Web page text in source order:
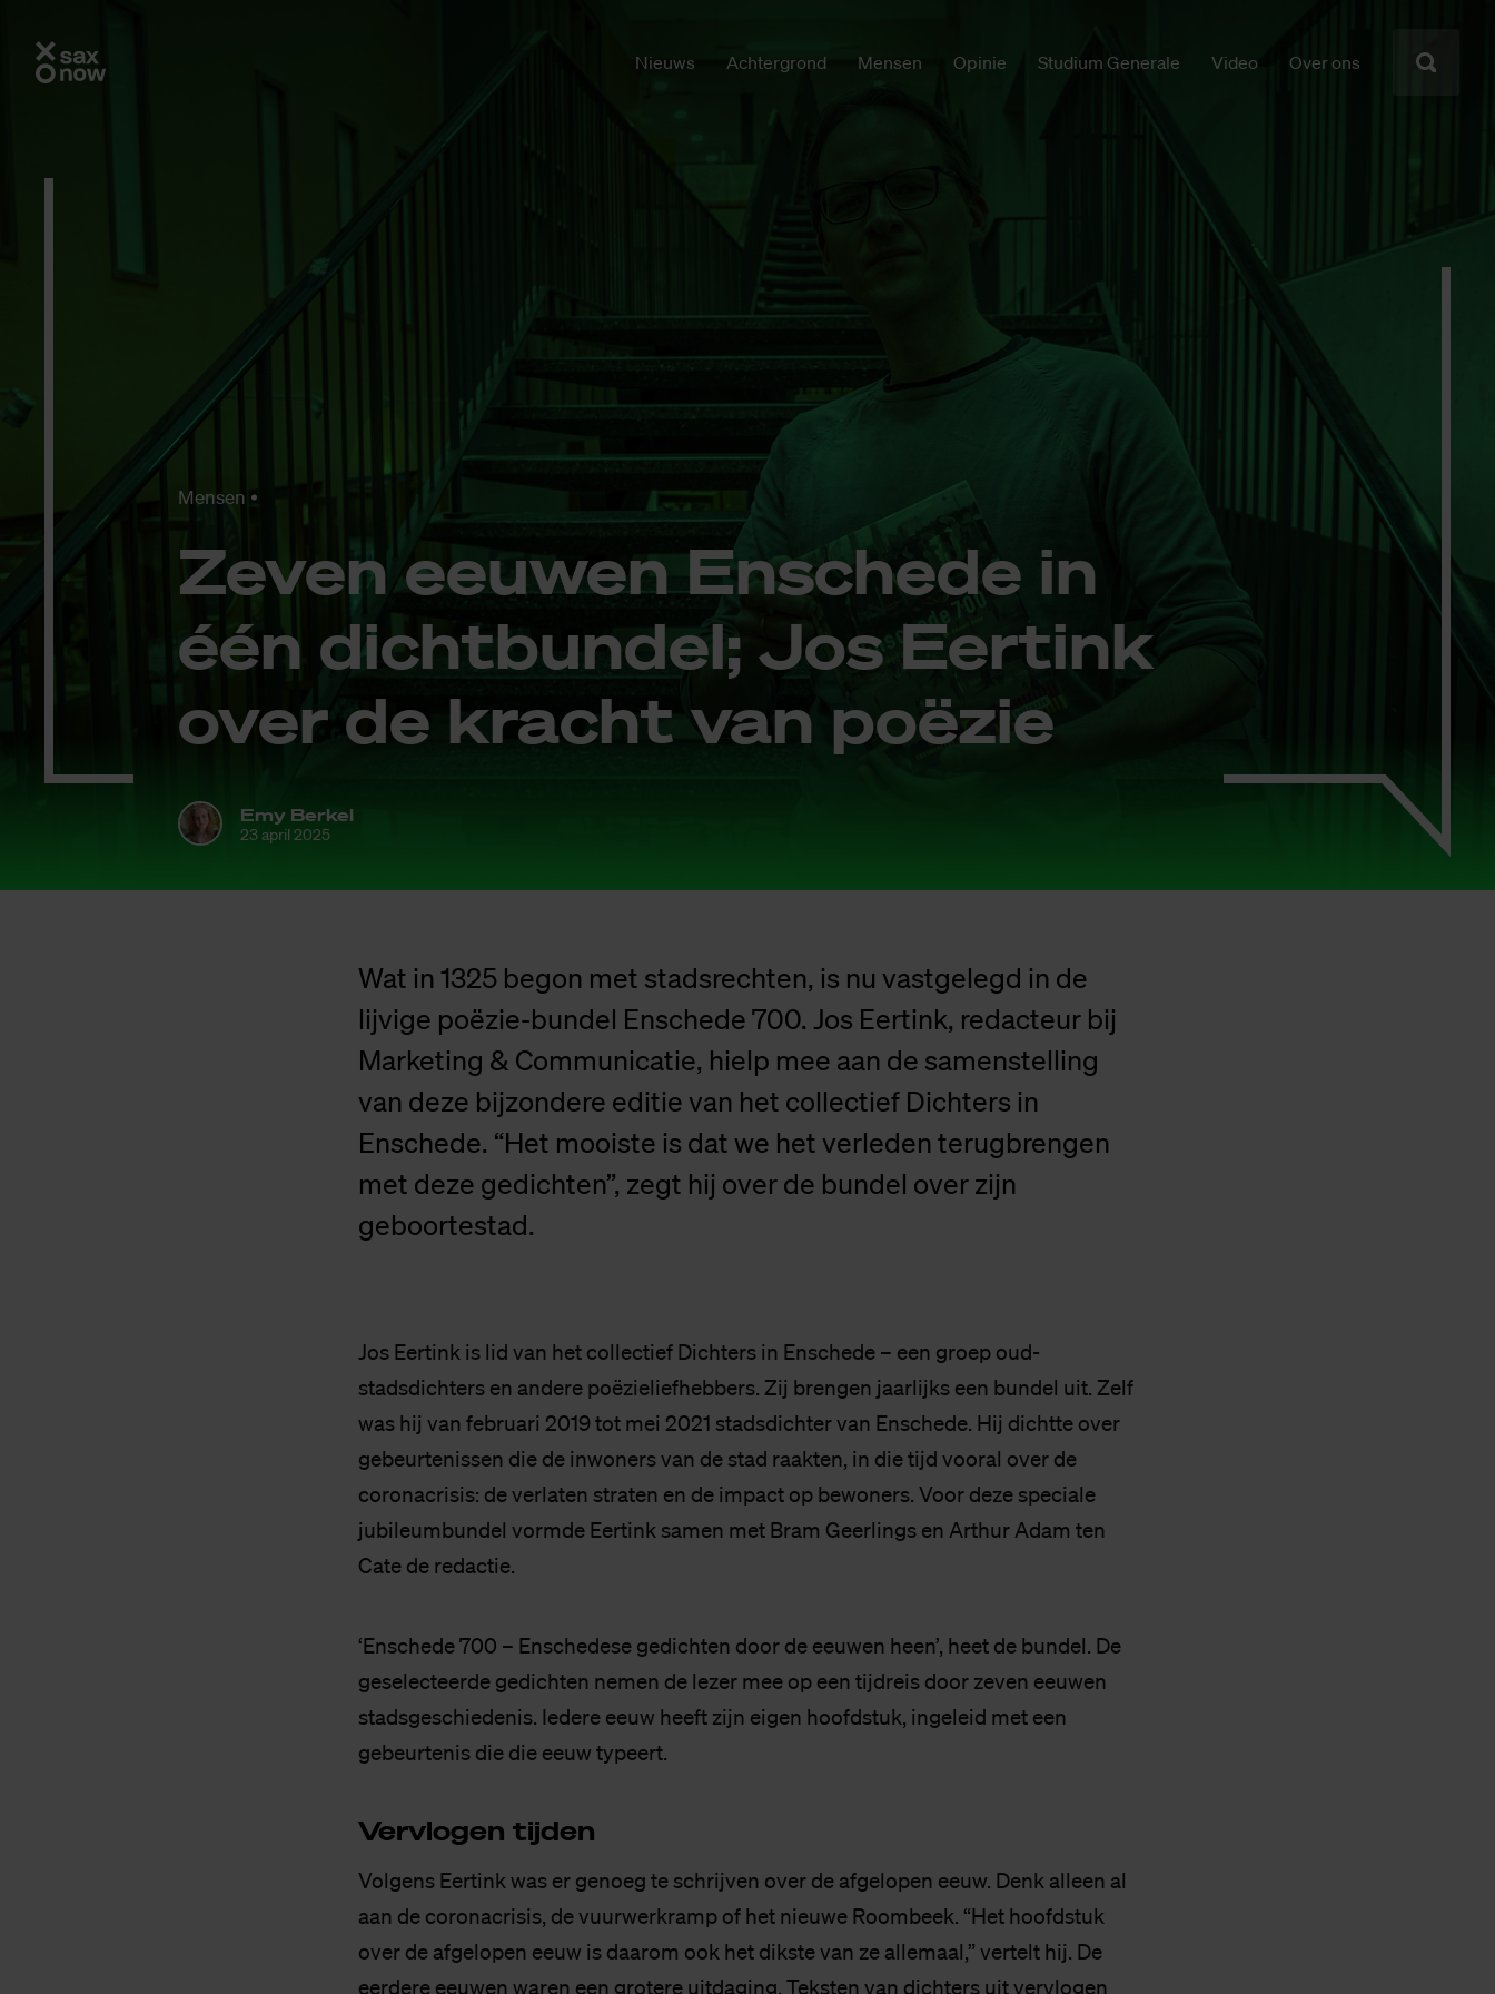
Nieuws Achtergrond Mensen Opinie Studium Generale Video Over ons
Mensen
Ze­ven eeu­wen En­sche­de in
één dicht­bun­del; Jos Eer­tink
over de kracht van po­ë­zie
Emy Berkel
23 april 2025
Wat in 1325 begon met stadsrechten, is nu vastgelegd in de
lijvige poëzie-bundel Enschede 700. Jos Eertink, redacteur bij
Marketing & Communicatie, hielp mee aan de samenstelling
van deze bijzondere editie van het collectief Dichters in
Enschede. “Het mooiste is dat we het verleden terugbrengen
met deze gedichten”, zegt hij over de bundel over zijn
geboortestad.
Jos Eertink is lid van het collectief Dichters in Enschede – een groep oud-
stadsdichters en andere poëzieliefhebbers. Zij brengen jaarlijks een bundel uit. Zelf
was hij van februari 2019 tot mei 2021 stadsdichter van Enschede. Hij dichtte over
gebeurtenissen die de inwoners van de stad raakten, in die tijd vooral over de
coronacrisis: de verlaten straten en de impact op bewoners. Voor deze speciale
jubileumbundel vormde Eertink samen met Bram Geerlings en Arthur Adam ten
Cate de redactie.
‘Enschede 700 – Enschedese gedichten door de eeuwen heen’, heet de bundel. De
geselecteerde gedichten nemen de lezer mee op een tijdreis door zeven eeuwen
stadsgeschiedenis. Iedere eeuw heeft zijn eigen hoofdstuk, ingeleid met een
gebeurtenis die die eeuw typeert.
Ver­vlo­gen tij­den
Volgens Eertink was er genoeg te schrijven over de afgelopen eeuw. Denk alleen al
aan de coronacrisis, de vuurwerkramp of het nieuwe Roombeek. “Het hoofdstuk
over de afgelopen eeuw is daarom ook het dikste van ze allemaal,” vertelt hij. De
eerdere eeuwen waren een grotere uitdaging. Teksten van dichters uit vervlogen